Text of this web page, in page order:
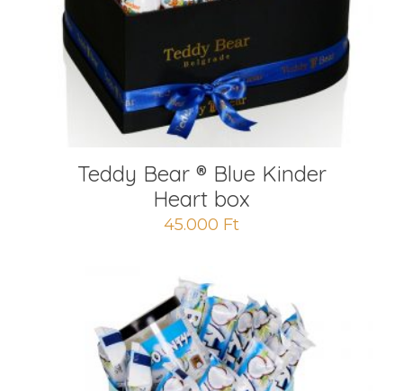
Teddy Bear ® Blue Kinder
Heart box
45.000 Ft